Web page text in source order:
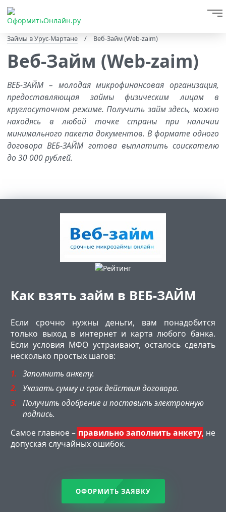
Займы в Урус-Мартане / Веб-Займ (Web-zaim)
Веб-Займ (Web-zaim)
ВЕБ-ЗАЙМ – молодая микрофинансовая организация,
предоставляющая займы физическим лицам в
круглосуточном режиме. Получить займ здесь, можно
находясь в любой точке страны при наличии
минимального пакета документов. В формате одного
договора ВЕБ-ЗАЙМ готова выплатить соискателю
до 30 000 рублей.
Как взять займ в ВЕБ-ЗАЙМ
Если срочно нужны деньги, вам понадобится
только выход в интернет и карта любого банка.
Если условия МФО устраивают, осталось сделать
несколько простых шагов:
Заполнить анкету.
Указать сумму и срок действия договора.
Получить одобрение и поставить электронную
подпись.
Самое главное – правильно заполнить анкету, не
допуская случайных ошибок.
ОФОРМИТЬ ЗАЯВКУ